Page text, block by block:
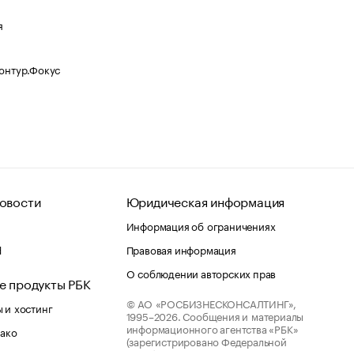
продукты РБК
хостинг
Юридическая информация
Информация об ограничениях
Правовая информация
О соблюдении авторских прав
© АО «РОСБИЗНЕСКОНСАЛТИНГ»,
1995–2026. Сообщения и материалы
информационного агентства «РБК»
(зарегистрировано Федеральной